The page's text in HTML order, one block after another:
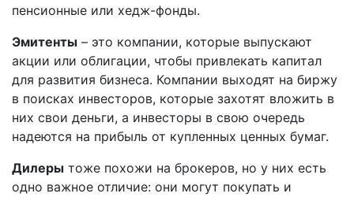
пенсионные или хедж-фонды.
Эмитенты – это компании, которые выпускают
акции или облигации, чтобы привлекать капитал
для развития бизнеса. Компании выходят на биржу
в поисках инвесторов, которые захотят вложить в
них свои деньги, а инвесторы в свою очередь
надеются на прибыль от купленных ценных бумаг.
Дилеры тоже похожи на брокеров, но у них есть
одно важное отличие: они могут покупать и